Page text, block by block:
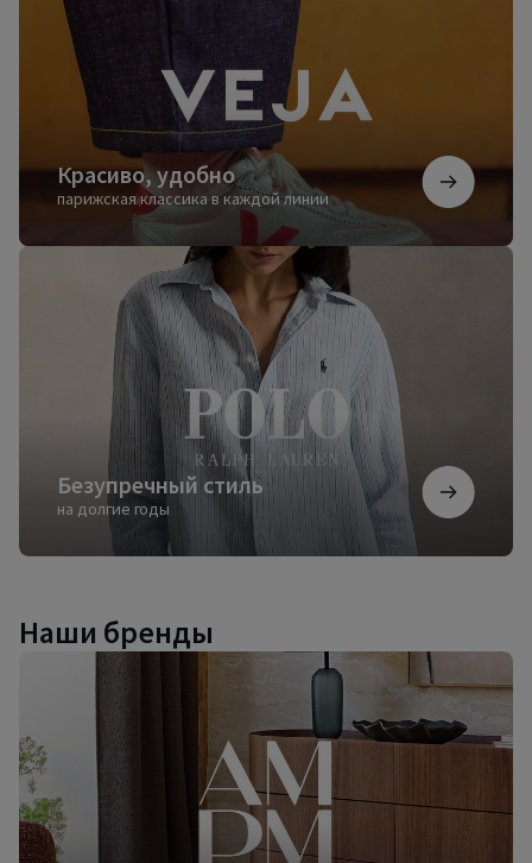
Красиво, удобно
парижская классика в каждой линии
Безупречный стиль
на долгие годы
Безупречный
Наши бренды